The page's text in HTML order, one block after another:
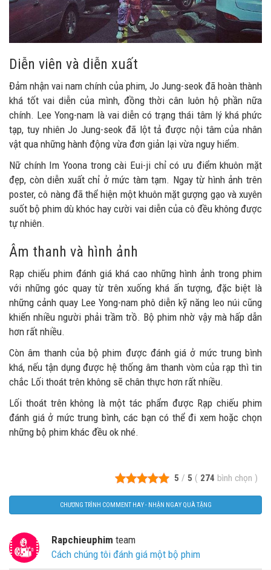
Diễn viên và diễn xuất
Đảm nhận vai nam chính của phim, Jo Jung-seok đã hoàn thành
khá tốt vai diễn của mình, đồng thời cân luôn hộ phần nữa
chính. Lee Yong-nam là vai diễn có trạng thái tâm lý khá phức
tạp, tuy nhiên Jo Jung-seok đã lột tả được nội tâm của nhân
vật qua những hành động vừa đơn giản lại vừa nguy hiểm.
Nữ chính Im Yoona trong cài Eui-ji chỉ có ưu điểm khuôn mặt
đẹp, còn diễn xuất chỉ ở mức tàm tạm. Ngay từ hình ảnh trên
poster, cô nàng đã thể hiện một khuôn mặt gượng gạo và xuyên
suốt bộ phim dù khóc hay cười vai diễn của cô đều không được
tự nhiên.
Âm thanh và hình ảnh
Rạp chiếu phim đánh giá khá cao những hình ảnh trong phim
với những góc quay từ trên xuống khá ấn tượng, đặc biệt là
những cảnh quay Lee Yong-nam phô diễn kỹ năng leo núi cũng
khiến nhiều người phải trầm trồ. Bộ phim nhờ vậy mà hấp dẫn
hơn rất nhiều.
Còn âm thanh của bộ phim được đánh giá ở mức trung bình
khá, nếu tận dụng được hệ thống âm thanh vòm của rạp thì tin
chắc Lối thoát trên không sẽ chân thực hơn rất nhiều.
Lối thoát trên không là một tác phẩm được Rạp chiếu phim
đánh giá ở mức trung bình, các bạn có thể đi xem hoặc chọn
những bộ phim khác đều ok nhé.
5 / 5 ( 274 bình chọn )
CHƯƠNG TRÌNH COMMENT HAY - NHẬN NGAY QUÀ TẶNG
Rapchieuphim team
Cách chúng tôi đánh giá một bộ phim